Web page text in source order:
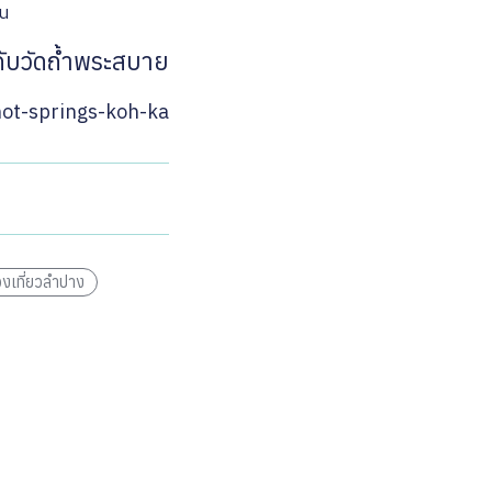
บวัดถ้ำพระสบาย
springs-koh-ka
เที่ยวลำปาง